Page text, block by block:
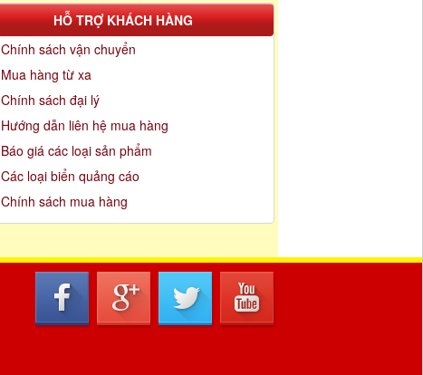
HỖ TRỢ KHÁCH HÀNG
Chính sách vận chuyển
Mua hàng từ xa
Chính sách đại lý
Hướng dẫn liên hệ mua hàng
Báo giá các loại sản phẩm
Các loại biển quảng cáo
Chính sách mua hàng